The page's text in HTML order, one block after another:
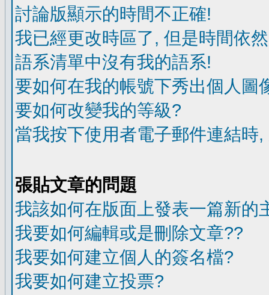
討論版顯示的時間不正確!
我已經更改時區了, 但是時間依
語系清單中沒有我的語系!
要如何在我的帳號下秀出個人圖
要如何改變我的等級?
當我按下使用者電子郵件連結時
張貼文章的問題
我該如何在版面上發表一篇新的
我要如何編輯或是刪除文章??
我要如何建立個人的簽名檔?
我要如何建立投票?